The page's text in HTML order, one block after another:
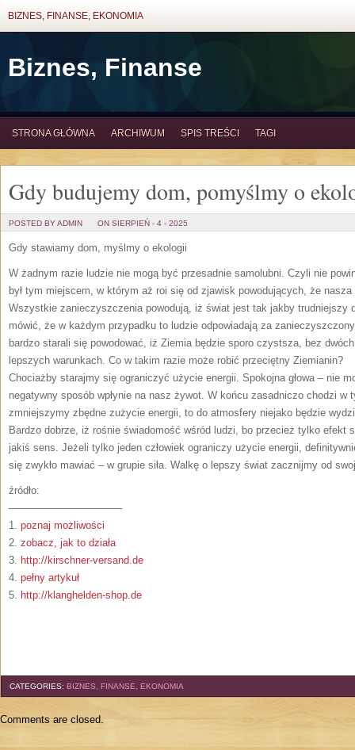
BIZNES, FINANSE, EKONOMIA
Biznes, Finanse
STRONA GŁÓWNA ARCHIWUM SPIS TREŚCI TAGI
Gdy budujemy dom, pomyślmy o
POSTED BY ADMIN ON SIERPIEŃ - 4 - 2025
Gdy stawiamy dom, myślmy o ekologii
W żadnym razie ludzie nie mogą być przesadnie samolubni. Czyli nie
był tym miejscem, w którym aż roi się od zjawisk powodujących, że
Wszystkie zanieczyszczenia powodują, iż świat jest tak jakby trudniejszy
mówić, że w każdym przypadku to ludzie odpowiadają za
bardzo starali się powodować, iż Ziemia będzie sporo czystsza, bez
lepszych warunkach. Co w takim razie może robić przeciętny Ziemianin?
Chociażby starajmy się ograniczyć użycie energii. Spokojna głowa – nie
negatywny sposób wpłynie na nasz żywot. W końcu zasadniczo chodzi w
zmniejszymy zbędne zużycie energii, to do atmosfery niejako będzie
Bardzo dobrze, iż rośnie świadomość wśród ludzi, bo przecież tylko efekt
jakiś sens. Jeżeli tylko jeden człowiek ograniczy użycie energii,
się zwykło mawiać – w grupie siła. Walkę o lepszy świat zacznijmy od
źródło:
———————————
1. poznaj możliwości
2. zobacz, jak to działa
3. http://kirschner-versand.de
4. pełny artykuł
5. http://klanghelden-shop.de
CATEGORIES: BIZNES, FINANSE, EKONOMIA
Comments are closed.